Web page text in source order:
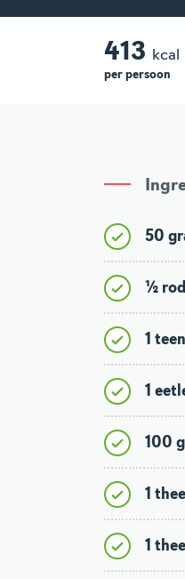
413 kcal
per persoon
50
½
1
1
100
1
1